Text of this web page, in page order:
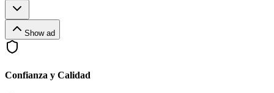
Show ad
Confianza y Calidad